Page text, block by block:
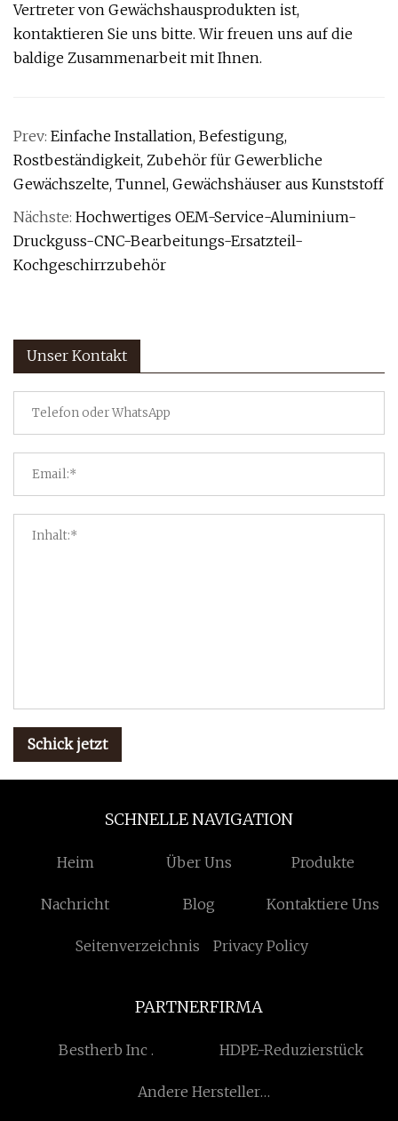
Vertreter von Gewächshausprodukten ist,
kontaktieren Sie uns bitte. Wir freuen uns auf die
baldige Zusammenarbeit mit Ihnen.
Prev: Einfache Installation, Befestigung,
Rostbeständigkeit, Zubehör für Gewerbliche
Gewächszelte, Tunnel, Gewächshäuser aus Kunststoff
Nächste: Hochwertiges OEM-Service-Aluminium-
Druckguss-CNC-Bearbeitungs-Ersatzteil-
Kochgeschirrzubehör
Unser Kontakt
Schick jetzt
SCHNELLE NAVIGATION
Heim Über Uns Produkte
Nachricht Blog Kontaktiere Uns
Seitenverzeichnis Privacy Policy
PARTNERFIRMA
Bestherb Inc . HDPE-Reduzierstück
Andere Hersteller